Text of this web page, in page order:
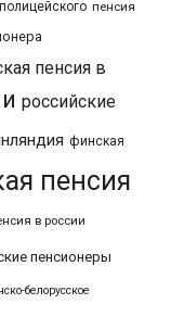
пенсия
пенсия в
российские
финская
пенсия
в россии
пенсионеры
белорусское